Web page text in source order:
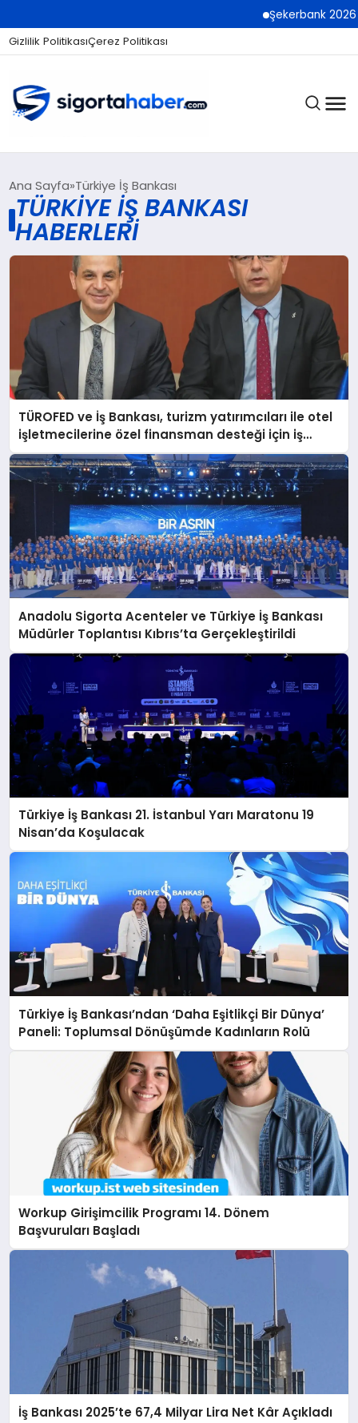
Şekerbank 2026 İlk
Gizlilik PolitikasıÇerez Politikası
SIGORTA
BES / HAYAT
EKONOMI
DÜNYA
BILIM VE TEKNOLOJI
OTOMOBIL
KÜNYE
İLETIŞIM
Ana Sayfa Türkiye İş Bankası
TÜRKIYE İŞ BANKASI
HABERLERI
TÜROFED ve İş Bankası, turizm yatırımcıları ile otel
işletmecilerine özel finansman desteği için iş
birliği başlattı
Anadolu Sigorta Acenteler ve Türkiye İş Bankası
Müdürler Toplantısı Kıbrıs’ta Gerçekleştirildi
Türkiye İş Bankası 21. İstanbul Yarı Maratonu 19
Nisan’da Koşulacak
Türkiye İş Bankası’ndan ‘Daha Eşitlikçi Bir Dünya’
Paneli: Toplumsal Dönüşümde Kadınların Rolü
Workup Girişimcilik Programı 14. Dönem
Başvuruları Başladı
İş Bankası 2025’te 67,4 Milyar Lira Net Kâr Açıkladı